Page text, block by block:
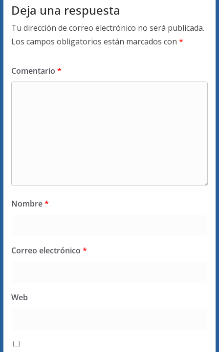
Deja una respuesta
Tu dirección de correo electrónico no será publicada.
Los campos obligatorios están marcados con *
Comentario *
Nombre*
Correo electrónico *
Web